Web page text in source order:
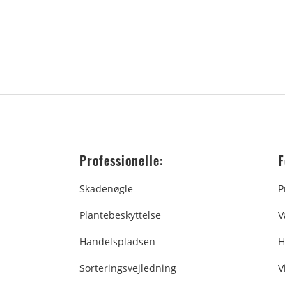
Professionelle:
Skadenøgle
Plantebeskyttelse
Handelspladsen
Sorteringsvejledning